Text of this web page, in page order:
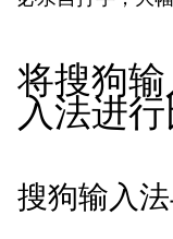
将搜狗
入法进
搜狗输入